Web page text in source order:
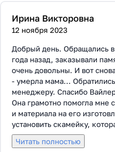
Ирина Викторовна
12 ноября 2023
Добрый день. Обращались
года назад, заказывали
очень довольны. И вот
- умерла мама...
менеджеру. Спасибо
Она грамотно помогла мне
и материала на его
установить скамейку,
по общему дизайну. Вышли
представленные варианты,
Читать полностью